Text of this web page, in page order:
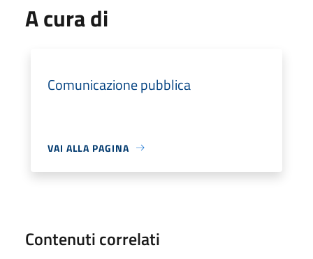
A cura di
Comunicazione pubblica
VAI ALLA PAGINA
Contenuti correlati